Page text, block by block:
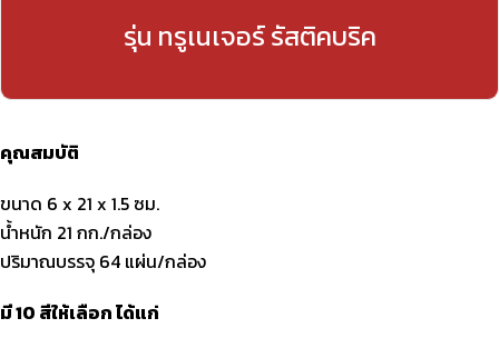
รุ่น ทรูเนเจอร์ รัสติคบริค
คุณสมบัติ
ขนาด 6 x 21 x 1.5 ซม.
น้ำหนัก 21 กก./กล่อง
ปริมาณบรรจุ 64 แผ่น/กล่อง
มี 10 สีให้เลือก ได้แก่